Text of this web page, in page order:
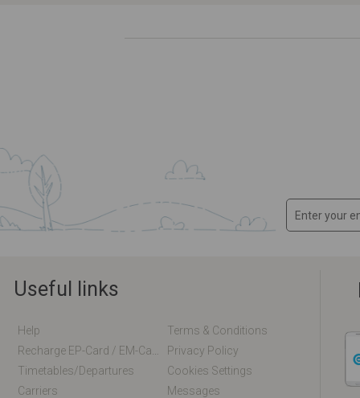
Useful links
Help
Terms & Conditions
Privacy Policy
Timetables/departures
Cookies Settings
Carriers
Messages